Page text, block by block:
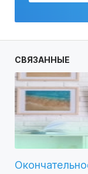
СВЯЗАННЫЕ